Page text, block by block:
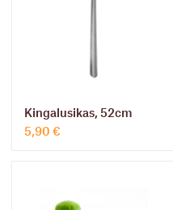
Kingalusikas, 52cm
5,90 €